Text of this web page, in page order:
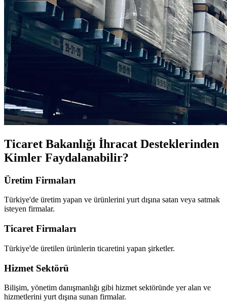
Ticaret Bakanlığı İhracat Desteklerinden
Kimler Faydalanabilir?
Üretim Firmaları
Türkiye'de üretim yapan ve ürünlerini yurt dışına satan veya satmak
isteyen firmalar.
Ticaret Firmaları
Türkiye'de üretilen ürünlerin ticaretini yapan şirketler.
Hizmet Sektörü
Bilişim, yönetim danışmanlığı gibi hizmet sektöründe yer alan ve
hizmetlerini yurt dışına sunan firmalar.